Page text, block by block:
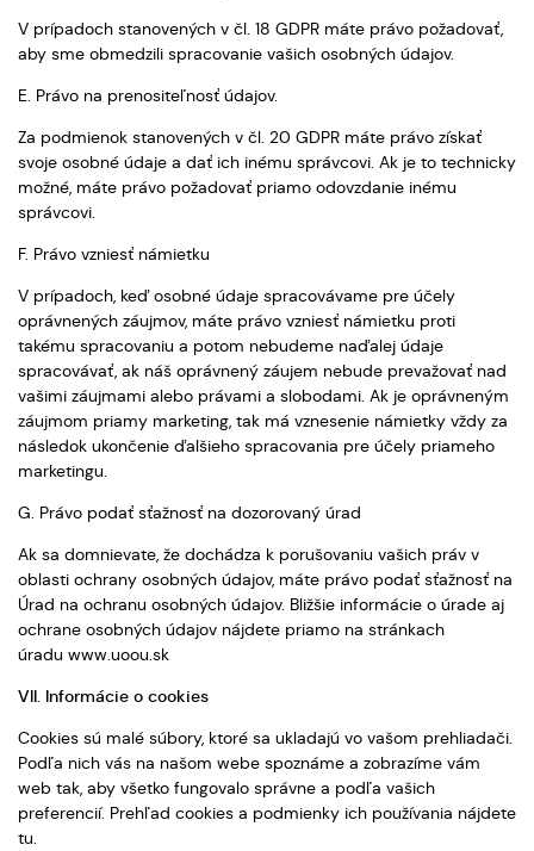
V prípadoch stanovených v čl. 18 GDPR máte právo požadovať,
aby sme obmedzili spracovanie vašich osobných údajov.
E. Právo na prenositeľnosť údajov.
Za podmienok stanovených v čl. 20 GDPR máte právo získať
svoje osobné údaje a dať ich inému správcovi. Ak je to technicky
možné, máte právo požadovať priamo odovzdanie inému
správcovi.
F. Právo vzniesť námietku
V prípadoch, keď osobné údaje spracovávame pre účely
oprávnených záujmov, máte právo vzniesť námietku proti
takému spracovaniu a potom nebudeme naďalej údaje
spracovávať, ak náš oprávnený záujem nebude prevažovať nad
vašimi záujmami alebo právami a slobodami. Ak je oprávneným
záujmom priamy marketing, tak má vznesenie námietky vždy za
následok ukončenie ďalšieho spracovania pre účely priameho
marketingu.
G. Právo podať sťažnosť na dozorovaný úrad
Ak sa domnievate, že dochádza k porušovaniu vašich práv v
oblasti ochrany osobných údajov, máte právo podať sťažnosť na
Úrad na ochranu osobných údajov. Bližšie informácie o úrade aj
ochrane osobných údajov nájdete priamo na stránkach
úradu www.uoou.sk
VII. Informácie o cookies
Cookies sú malé súbory, ktoré sa ukladajú vo vašom prehliadači.
Podľa nich vás na našom webe spoznáme a zobrazíme vám
web tak, aby všetko fungovalo správne a podľa vašich
preferencií. Prehľad cookies a podmienky ich používania nájdete
tu.